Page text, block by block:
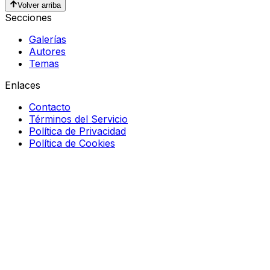
Volver arriba
Secciones
Galerías
Autores
Temas
Enlaces
Contacto
Términos del Servicio
Política de Privacidad
Política de Cookies